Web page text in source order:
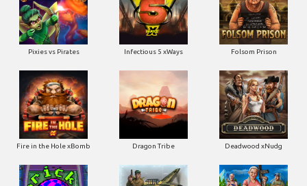
Pixies vs Pirates Infectious 5 xWays Folsom Prison
Fire in the Hole xBomb Dragon Tribe Deadwood xNudg